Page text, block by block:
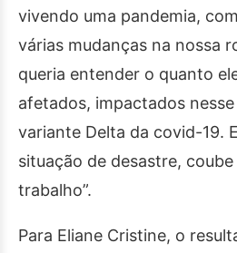
vivendo uma pandemia,
várias mudanças na nossa
queria entender o quanto
afetados, impactados
variante Delta da covid-19.
situação de desastre,
trabalho”.
Para Eliane Cristine, o